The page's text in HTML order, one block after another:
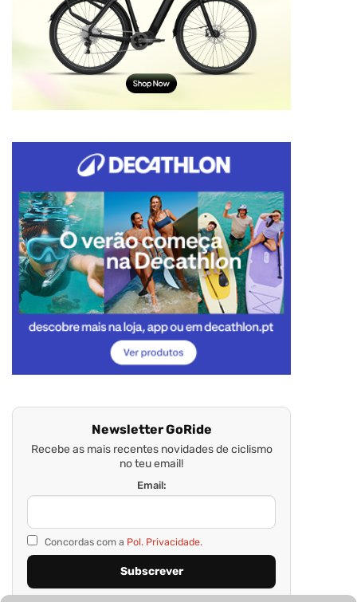
Newsletter GoRide
Recebe as mais recentes novidades de ciclismo
no teu email!
Email:
Concordas com a Pol. Privacidade.